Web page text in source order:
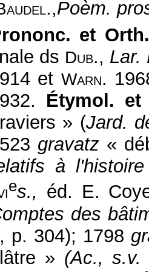
.,Poèm.
et
ds Dub., Lar.
et Warn.
Étymol.
» (Jard.
gravatz «
à
es., éd. E.
des
p. 304); 1798
» (Ac.,